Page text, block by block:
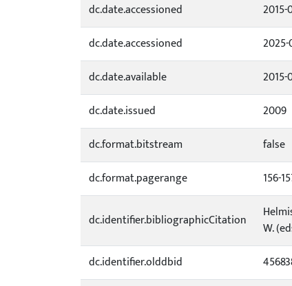
dc.date.accessioned
2015-
dc.date.accessioned
dc.date.available
2015-
dc.date.issued
2009
dc.format.bitstream
false
dc.format.pagerange
156-
dc.identifier.bibliographicCitation
W.
dc.identifier.olddbid